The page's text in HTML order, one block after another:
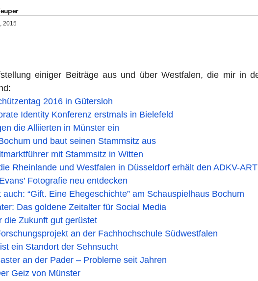
2015
einiger Beiträge aus und über Westfalen, die mir in
2016 in Gütersloh
Identity Konferenz erstmals in Bielefeld
die Alliierten in Münster ein
und baut seinen Stammsitz aus
mit Stammsitz in Witten
Rheinlande und Westfalen in Düsseldorf erhält den ADKV-
Fotografie neu entdecken
“Gift. Eine Ehegeschichte” am Schauspielhaus Bochum
Das goldene Zeitalter für Social Media
die Zukunft gut gerüstet
an der Fachhochschule Südwestfalen
ein Standort der Sehnsucht
an der Pader – Probleme seit Jahren
Geiz von Münster